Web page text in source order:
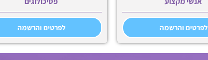
לפרטים והרשמה לפרטים והרשמה